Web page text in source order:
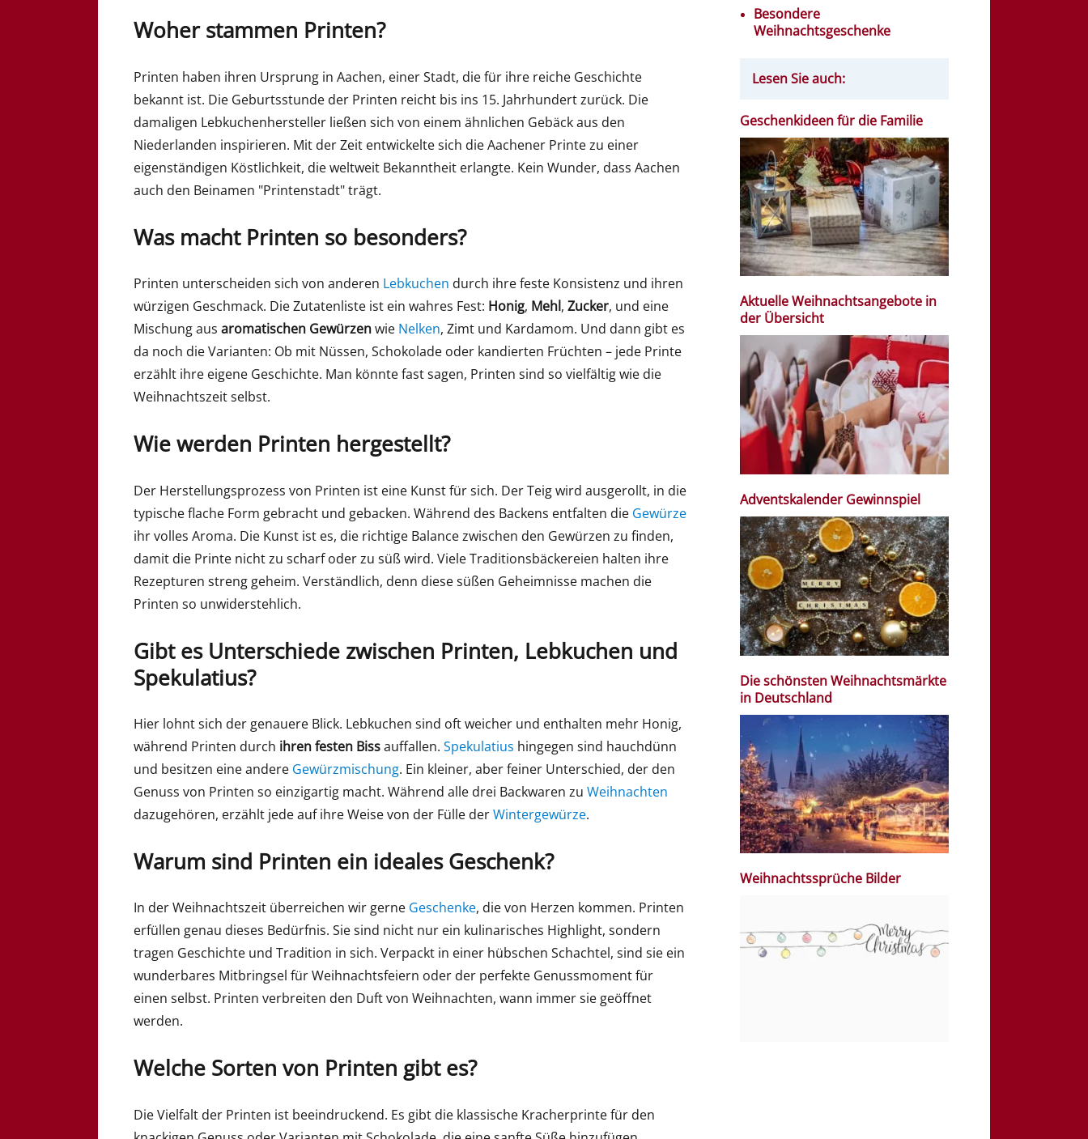
Woher stammen Printen?
Printen haben ihren Ursprung in Aachen, einer Stadt, die für ihre reiche Geschichte
bekannt ist. Die Geburtsstunde der Printen reicht bis ins 15. Jahrhundert zurück. Die
damaligen Lebkuchenhersteller ließen sich von einem ähnlichen Gebäck aus den
Niederlanden inspirieren. Mit der Zeit entwickelte sich die Aachener Printe zu einer
eigenständigen Köstlichkeit, die weltweit Bekanntheit erlangte. Kein Wunder, dass Aachen
auch den Beinamen "Printenstadt" trägt.
Was macht Printen so besonders?
Printen unterscheiden sich von anderen Lebkuchen durch ihre feste Konsistenz und ihren
würzigen Geschmack. Die Zutatenliste ist ein wahres Fest: Honig, Mehl,Zucker, und eine
Mischung ausaromatischen Gewürzenwie Nelken, Zimt und Kardamom. Und dann gibt es
da noch die Varianten: Ob mit Nüssen, Schokolade oder kandierten Früchten – jede Printe
erzählt ihre eigene Geschichte. Man könnte fast sagen, Printen sind so vielfältig wie die
Weihnachtszeit selbst.
Wie werden Printen hergestellt?
Der Herstellungsprozess von Printen ist eine Kunst für sich. Der Teig wird ausgerollt, in die
typische flache Form gebracht und gebacken. Während des Backens entfalten die Gewürze
ihr volles Aroma. Die Kunst ist es, die richtige Balance zwischen den Gewürzen zu finden,
damit die Printe nicht zu scharf oder zu süß wird. Viele Traditionsbäckereien halten ihre
Rezepturen streng geheim. Verständlich, denn diese süßen Geheimnisse machen die
Printen so unwiderstehlich.
Gibt es Unterschiede zwischen Printen, Lebkuchen und
Spekulatius?
Hier lohnt sich der genauere Blick. Lebkuchen sind oft weicher und enthalten mehr Honig,
während Printen durch ihren festen Bissauffallen.Spekulatius hingegen sind hauchdünn
und besitzen eine andere Gewürzmischung. Ein kleiner, aber feiner Unterschied, der den
Genuss von Printen so einzigartig macht. Während alle drei Backwaren zuWeihnachten
dazugehören, erzählt jede auf ihre Weise von der Fülle derWintergewürze.
Warum sind Printen ein ideales Geschenk?
In der Weihnachtszeit überreichen wir gerne Geschenke, die von Herzen kommen. Printen
erfüllen genau dieses Bedürfnis. Sie sind nicht nur ein kulinarisches Highlight, sondern
tragen Geschichte und Tradition in sich. Verpackt in einer hübschen Schachtel, sind sie ein
wunderbares Mitbringsel für Weihnachtsfeiern oder der perfekte Genussmoment für
einen selbst. Printen verbreiten den Duft von Weihnachten, wann immer sie geöffnet
werden.
Welche Sorten von Printen gibt es?
Die Vielfalt der Printen ist beeindruckend. Es gibt die klassische Kracherprinte für den
Besondere
Weihnachtsgeschenke
Lesen Sie auch:
Geschenkideen für die Familie
Aktuelle Weihnachtsangebote in
der Übersicht
Adventskalender Gewinnspiel
Die schönsten Weihnachtsmärkte
in Deutschland
Weihnachtssprüche Bilder